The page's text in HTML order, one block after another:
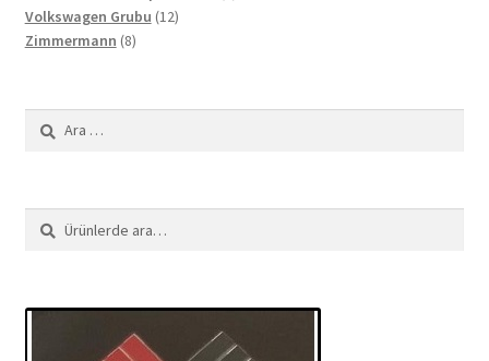
Volkswagen Grubu 1212
Zimmermann 88
Arama:
Ara:
Ara